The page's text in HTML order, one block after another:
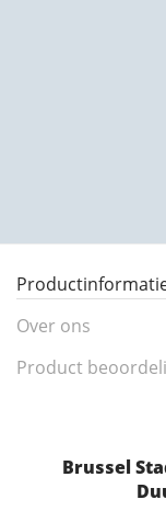
Over ons
Product
Brussel